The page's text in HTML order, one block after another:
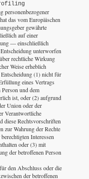
personenbezogener
das vom Europäischen
gewährte
auf einer
— einschließlich
unterworfen
rechtliche Wirkung
Weise erheblich
(1) nicht für
eines Vertrags
und dem
ist, oder (2) aufgrund
Union oder der
Verantwortliche
diese Rechtsvorschriften
zur Wahrung der Rechte
Interessen
oder (3) mit
der betroffenen Person
den Abschluss oder die
der betroffenen